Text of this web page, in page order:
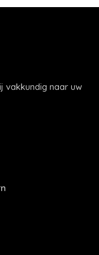
vakkundig naar uw